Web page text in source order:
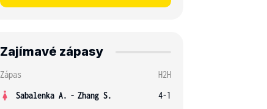
Zajímavé zápasy
Zápas
H2H
Sabalenka A. - Zhang S.
4-1